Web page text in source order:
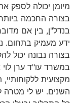
מיומן יכולה לספק
בצורה החכמה
בנדל"ן, בין אם
ידע מעמיק בתחום.
בצורה נבונה יכול
במשרד עו"ד ערן
מקצועית
השנים. יש לי מטרה